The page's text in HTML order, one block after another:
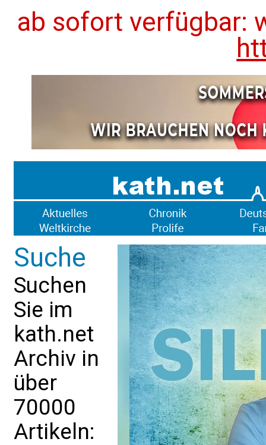
ab sofort verfügbar:
Suche
Suchen
Sie im
kath.net
Archiv in
über
70000
Artikeln: